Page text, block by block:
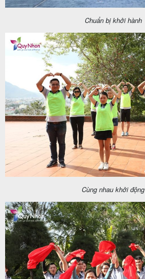
Chuẩn bị khởi hành
Cùng nhau khởi động